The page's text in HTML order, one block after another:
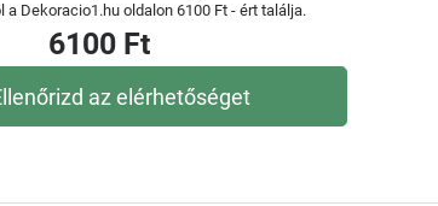
a Dekoracio1.hu oldalon 6100 Ft - ért találja.
6100 Ft
az elérhetőséget